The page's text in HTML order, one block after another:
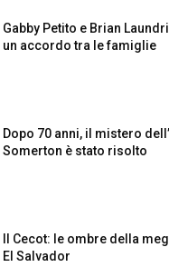
Gabby Petito e Brian
un accordo tra le famiglie
Dopo 70 anni, il mistero
Somerton è stato risolto
Il Cecot: le ombre della
El Salvador